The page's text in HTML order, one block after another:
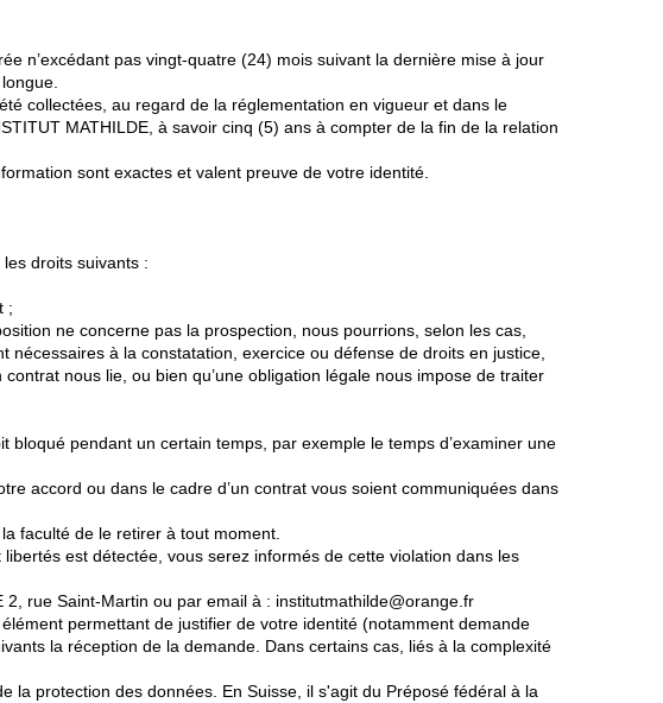
n’excédant pas vingt-quatre (24) mois suivant la dernière mise à jour
collectées, au regard de la réglementation en vigueur et dans le
MATHILDE, à savoir cinq (5) ans à compter de la fin de la relation
sont exactes et valent preuve de votre identité.
droits suivants :
;
ne concerne pas la prospection, nous pourrions, selon les cas,
à la constatation, exercice ou défense de droits en justice,
nous lie, ou bien qu’une obligation légale nous impose de traiter
pendant un certain temps, par exemple le temps d’examiner une
accord ou dans le cadre d’un contrat vous soient communiquées dans
faculté de le retirer à tout moment.
est détectée, vous serez informés de cette violation dans les
rue Saint-Martin ou par email à : institutmathilde@orange.fr
permettant de justifier de votre identité (notamment demande
la réception de la demande. Dans certains cas, liés à la complexité
la protection des données. En Suisse, il s'agit du Préposé fédéral à la